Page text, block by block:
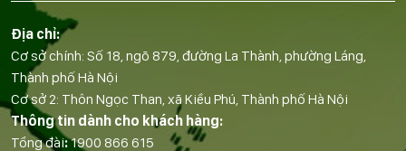
Địa chỉ:
Cơ sở chính: Số 18, ngõ 879, đường La Thành, phường Láng,
Thành phố Hà Nội
Cơ sở 2: Thôn Ngọc Than, xã Kiều Phú, Thành phố Hà Nội
Thông tin dành cho khách hàng:
Tổng đài:1900 866 615